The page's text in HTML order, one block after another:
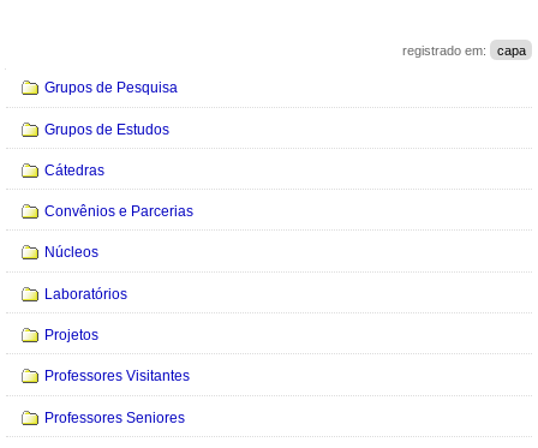
registrado em: capa
Navegação
Grupos de Pesquisa
Grupos de Estudos
Cátedras
Convênios e Parcerias
Núcleos
Laboratórios
Projetos
Professores Visitantes
Professores Seniores